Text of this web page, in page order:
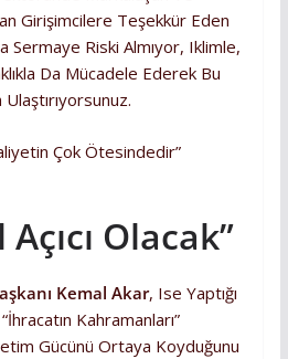
Girişimcilere Teşekkür Eden
Sermaye Riski Almıyor, Iklimle,
Da Mücadele Ederek Bu
Çok Ötesindedir”
Olacak”
Kemal Akar, Ise Yaptığı
Kahramanları”
Gücünü Ortaya Koyduğunu